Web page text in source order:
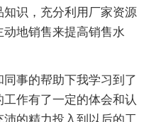
识，充分利用厂家资源
地销售来提高销售水
事的帮助下我学习到了
作有了一定的体会和认